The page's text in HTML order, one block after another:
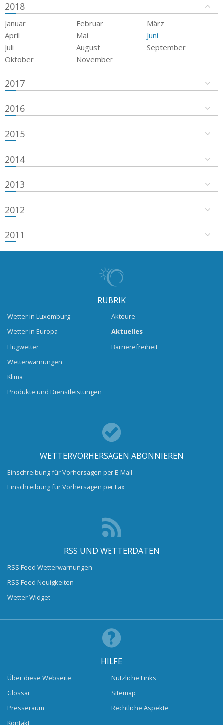
2018
Januar Februar
März
April
Mai
Juni
Juli
August
September
Oktober
November
2017
2016
2015
2014
2013
2012
2011
RUBRIK
Wetter in Luxemburg
Wetter in Europa
Flugwetter
Wetterwarnungen
Klima
Produkte und Dienstleistungen
Akteure
Aktuelles
Barrierefreiheit
WETTERVORHERSAGEN ABONNIEREN
Einschreibung für Vorhersagen per E-Mail
Einschreibung für Vorhersagen per Fax
RSS UND WETTERDATEN
RSS Feed Wetterwarnungen
RSS Feed Neuigkeiten
Wetter Widget
HILFE
Über diese Webseite
Glossar
Presseraum
Kontakt
Nützliche Links
Sitemap
Rechtliche Aspekte